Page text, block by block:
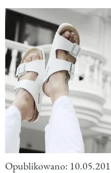
Opublikowano: